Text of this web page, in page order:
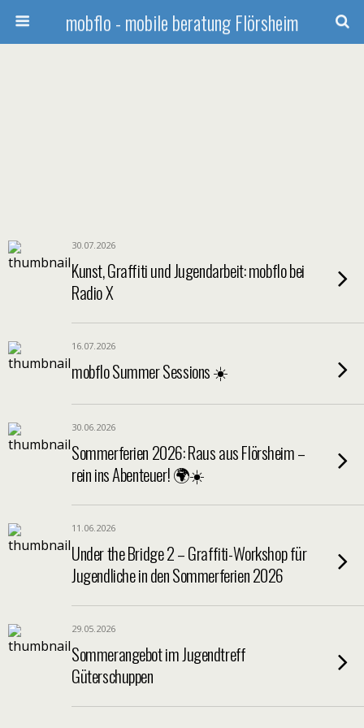
mobflo - mobile beratung Flörsheim
30.07.2026
Kunst, Graffiti und Jugendarbeit: mobflo bei
Radio X
16.07.2026
mobflo Summer Sessions ☀️
30.06.2026
Sommerferien 2026: Raus aus Flörsheim –
rein ins Abenteuer! 🌍☀️
11.06.2026
Under the Bridge 2 – Graffiti-Workshop für
Jugendliche in den Sommerferien 2026
29.05.2026
Sommerangebot im Jugendtreff
Güterschuppen